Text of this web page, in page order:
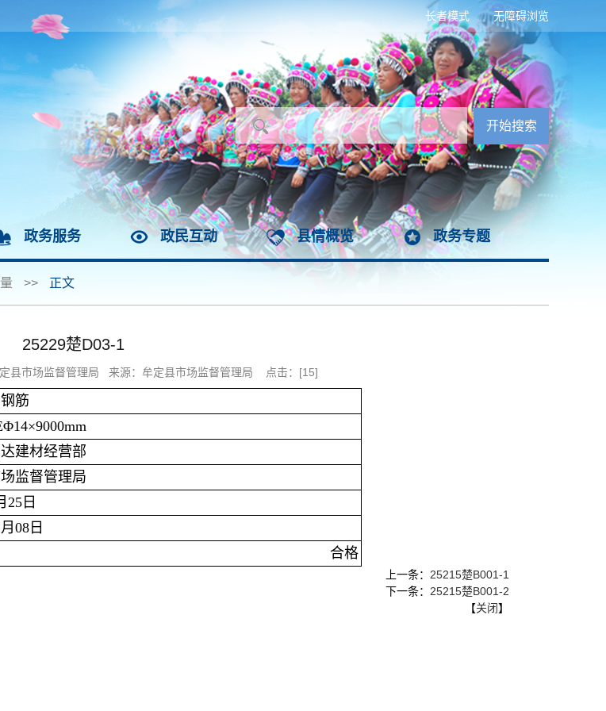
无障碍浏览
长者模式
政务服务 政民互动 县情概览 政务专题
>> 正文
25229楚D03-1
县市场监督管理局 来源：牟定县市场监督管理局 点击：[15]
筋
建材经营部
监督管理局
25日
08日
合格
上一条： 25215楚B001-1
下一条： 25215楚B001-2
【关闭】